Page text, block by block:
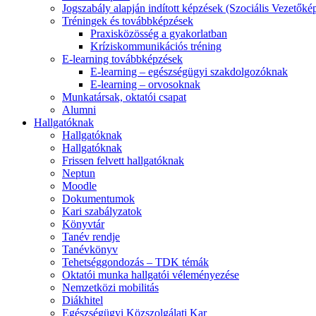
Jogszabály alapján indított képzések (Szociális
Tréningek és továbbképzések
Praxisközösség a gyakorlatban
Kríziskommunikációs tréning
E-learning továbbképzések
E-learning – egészségügyi szakdolgozóknak
E-learning – orvosoknak
Munkatársak, oktatói csapat
Alumni
Hallgatóknak
Hallgatóknak
Hallgatóknak
Frissen felvett hallgatóknak
Neptun
Moodle
Dokumentumok
Kari szabályzatok
Könyvtár
Tanév rendje
Tanévkönyv
Tehetséggondozás – TDK témák
Oktatói munka hallgatói véleményezése
Nemzetközi mobilitás
Diákhitel
Egészségügyi Közszolgálati Kar